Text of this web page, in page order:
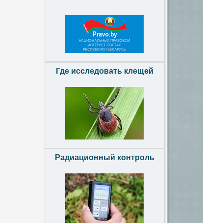
Где исследовать клещей
Радиационный контроль